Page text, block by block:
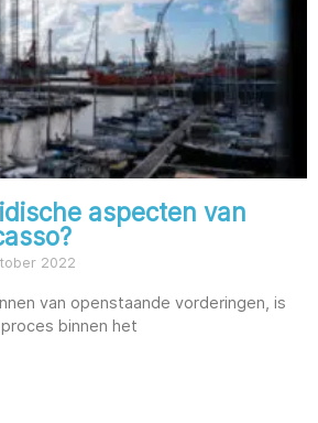
aspecten van
2022
van openstaande vorderingen, is
binnen het